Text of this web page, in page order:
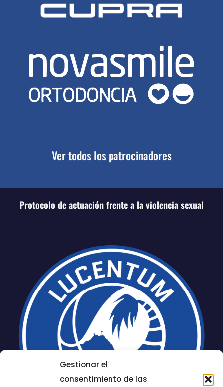
Gestionar el
consentimiento de las
Ver todos los patrocinadores
Protocolo de actuación frente a la violencia sexual